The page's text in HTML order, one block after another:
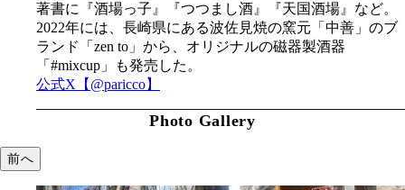
著書に『酒場っ子』『つつまし酒』『天国酒場』など。
2022年には、長崎県にある波佐見焼の窯元「中善」のブ
ランド「zen to」から、オリジナルの磁器製酒器
「#mixcup」も発売した。
公式X【@paricco】
Photo Gallery
前へ